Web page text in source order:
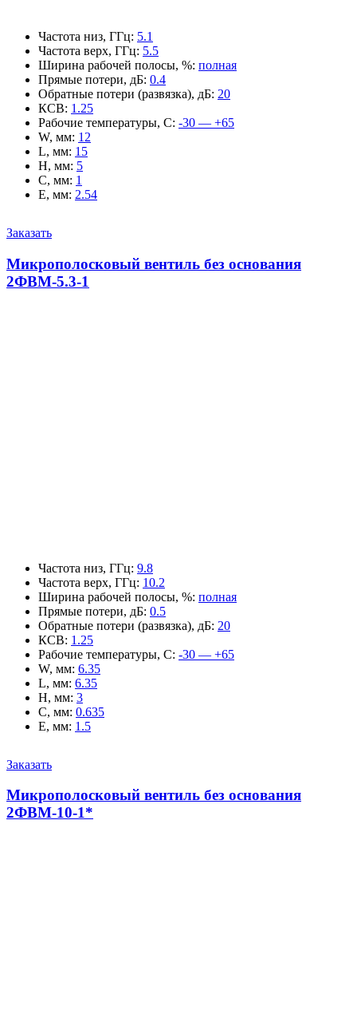
Частота низ, ГГц: 5.1
Частота верх, ГГц: 5.5
Ширина рабочей полосы, %: полная
Прямые потери, дБ: 0.4
Обратные потери (развязка), дБ: 20
КСВ: 1.25
Рабочие температуры, С: -30 — +65
W, мм: 12
L, мм: 15
H, мм: 5
C, мм: 1
E, мм: 2.54
Заказать
Микрополосковый вентиль без основания
2ФВМ-5.3-1
Частота низ, ГГц: 9.8
Частота верх, ГГц: 10.2
Ширина рабочей полосы, %: полная
Прямые потери, дБ: 0.5
Обратные потери (развязка), дБ: 20
КСВ: 1.25
Рабочие температуры, С: -30 — +65
W, мм: 6.35
L, мм: 6.35
H, мм: 3
C, мм: 0.635
E, мм: 1.5
Заказать
Микрополосковый вентиль без основания
2ФВМ-10-1*